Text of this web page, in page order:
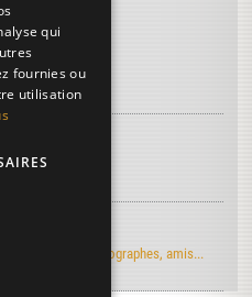
peintres, photographes, amis...
qui
fournies ou
utilisation